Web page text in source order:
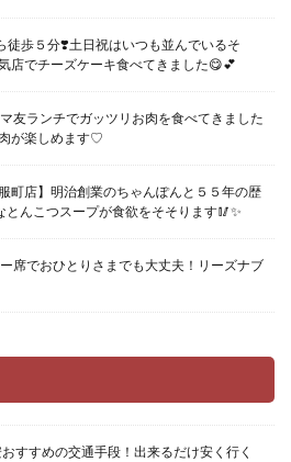
徒歩５分❣️土日祝はいつも並んでいるそ
店でチーズケーキ食べてきました😋💕
友ランチでガッツリお肉を食べてきました
が楽しめます♡
町店】明治創業のちゃんぽんと５５年の歴
とんこつスープが食欲をそそります🥢✨
席でおひとりさまでも大丈夫！リーズナブ
すすめの交通手段！出来るだけ安く行く